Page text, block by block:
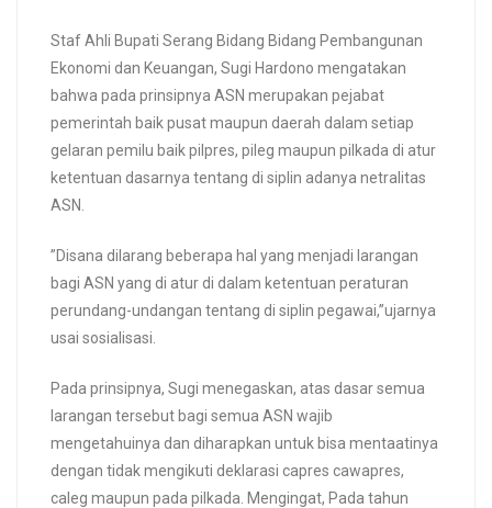
Staf Ahli Bupati Serang Bidang Bidang Pembangunan
Ekonomi dan Keuangan, Sugi Hardono mengatakan
bahwa pada prinsipnya ASN merupakan pejabat
pemerintah baik pusat maupun daerah dalam setiap
gelaran pemilu baik pilpres, pileg maupun pilkada di atur
ketentuan dasarnya tentang di siplin adanya netralitas
ASN.
”Disana dilarang beberapa hal yang menjadi larangan
bagi ASN yang di atur di dalam ketentuan peraturan
perundang-undangan tentang di siplin pegawai,”ujarnya
usai sosialisasi.
Pada prinsipnya, Sugi menegaskan, atas dasar semua
larangan tersebut bagi semua ASN wajib
mengetahuinya dan diharapkan untuk bisa mentaatinya
dengan tidak mengikuti deklarasi capres cawapres,
caleg maupun pada pilkada. Mengingat, Pada tahun